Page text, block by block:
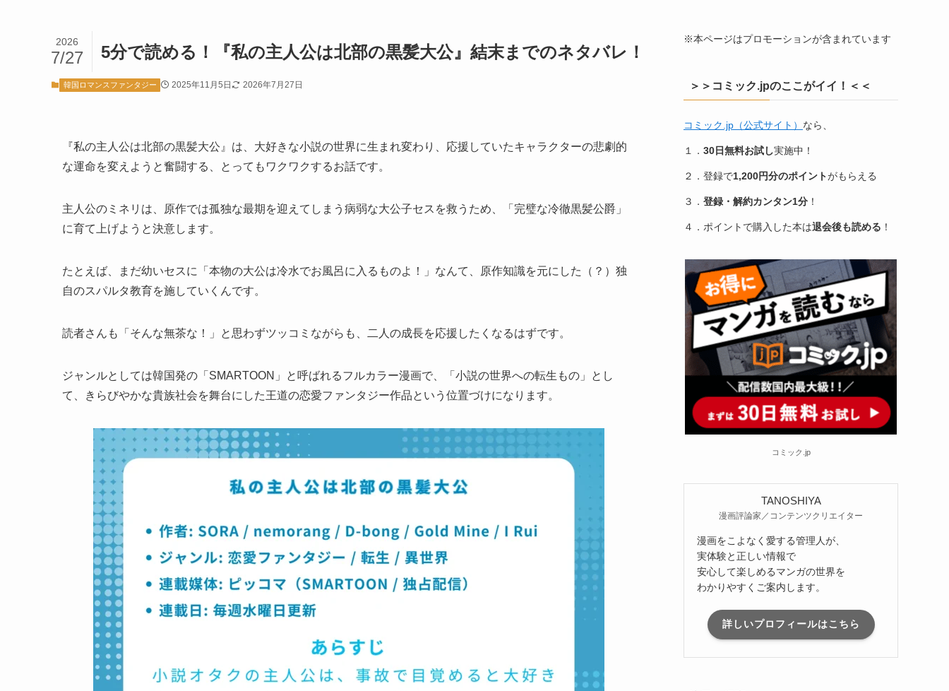
5分で読める！『私の主人公は北部の黒髪大公』結末までのネタバレ！
2026
7/27
韓国ロマンスファンタジー 2025年11月5日 2026年7月27日
『私の主人公は北部の黒髪大公』は、大好きな小説の世界に生まれ変わり、応援していたキャラクターの悲劇的
な運命を変えようと奮闘する、とってもワクワクするお話です。
主人公のミネリは、原作では孤独な最期を迎えてしまう病弱な大公子セスを救うため、「完璧な冷徹黒髪公爵」
に育て上げようと決意します。
たとえば、まだ幼いセスに「本物の大公は冷水でお風呂に入るものよ！」なんて、原作知識を元にした（？）独
自のスパルタ教育を施していくんです。
読者さんも「そんな無茶な！」と思わずツッコミながらも、二人の成長を応援したくなるはずです。
ジャンルとしては韓国発の「SMARTOON」と呼ばれるフルカラー漫画で、「小説の世界への転生もの」とし
て、きらびやかな貴族社会を舞台にした王道の恋愛ファンタジー作品という位置づけになります。
※本ページはプロモーションが含まれています
＞＞コミック.jpのここがイイ！＜＜
コミック.jp（公式サイト） なら、
１． 30日無料お試し実施中！
２．登録で1,200円分のポイントがもらえる
３． 登録・解約カンタン1分 ！
４．ポイントで購入した本は退会後も読める ！
コミック.jp
TANOSHIYA
漫画評論家／コンテンツクリエイター
漫画をこよなく愛する管理人が、
実体験と正しい情報で
安心して楽しめるマンガの世界を
わかりやすくご案内します。
詳しいプロフィールはこちら